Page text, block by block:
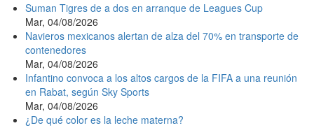
Suman Tigres de a dos en arranque de Leagues Cup
Mar, 04/08/2026
Navieros mexicanos alertan de alza del 70% en transporte de
contenedores
Mar, 04/08/2026
Infantino convoca a los altos cargos de la FIFA a una reunión
en Rabat, según Sky Sports
Mar, 04/08/2026
¿De qué color es la leche materna?